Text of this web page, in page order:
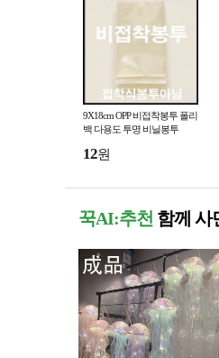
9X18cm OPP 비접착봉투 폴리
백 다용도 투명 비닐봉투
12원
꾹AI:추천 함께 사